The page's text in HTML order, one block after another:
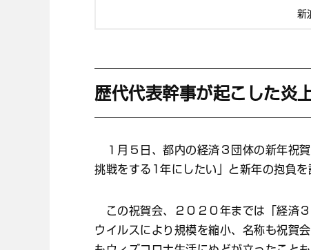
新
歴代代表幹事が起こした炎
１月５日、都内の経済３団体の新年祝
挑戦をする1年にしたい」と新年の抱負を
この祝賀会、２０２０年までは「経済
ウイルスにより規模を縮小、名称も祝賀